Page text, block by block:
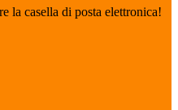
la casella di posta elettronica!